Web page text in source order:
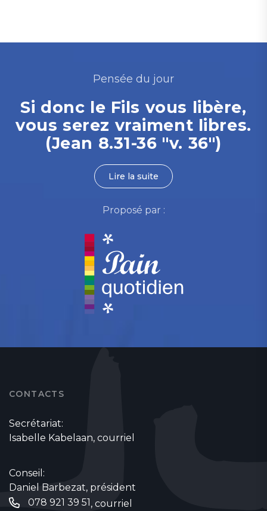
Pensée du jour
Si donc le Fils vous libère,
vous serez vraiment libres.
(Jean 8.31-36 "v. 36")
Lire la suite
Proposé par :
CONTACTS
Secrétariat:
Isabelle Kabelaan, courriel
Conseil:
Daniel Barbezat, président
078 921 39 51, courriel